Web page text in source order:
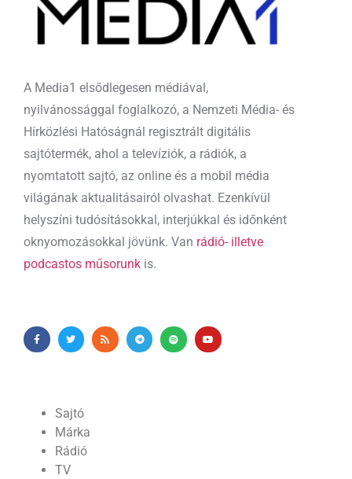
A Media1 elsődlegesen médiával,
nyilvánossággal foglalkozó, a Nemzeti Média- és
Hírközlési Hatóságnál regisztrált digitális
sajtótermék, ahol a televíziók, a rádiók, a
nyomtatott sajtó, az online és a mobil média
világának aktualitásairól olvashat. Ezenkívül
helyszíni tudósításokkal, interjúkkal és időnként
oknyomozásokkal jövünk. Van rádió- illetve
podcastos műsorunk is.
Sajtó
Márka
Rádió
TV